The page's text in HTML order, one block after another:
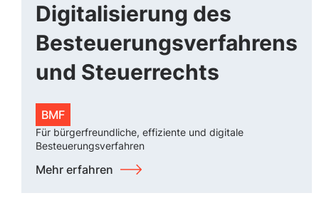
Digitalisierung des
Besteuerungsverfahrens
und Steuerrechts
BMF
Für bürgerfreundliche, effiziente und digitale
Besteuerungsverfahren
Mehr erfahren